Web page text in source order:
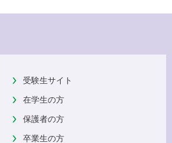
受験生サイト
在学生の方
保護者の方
卒業生の方